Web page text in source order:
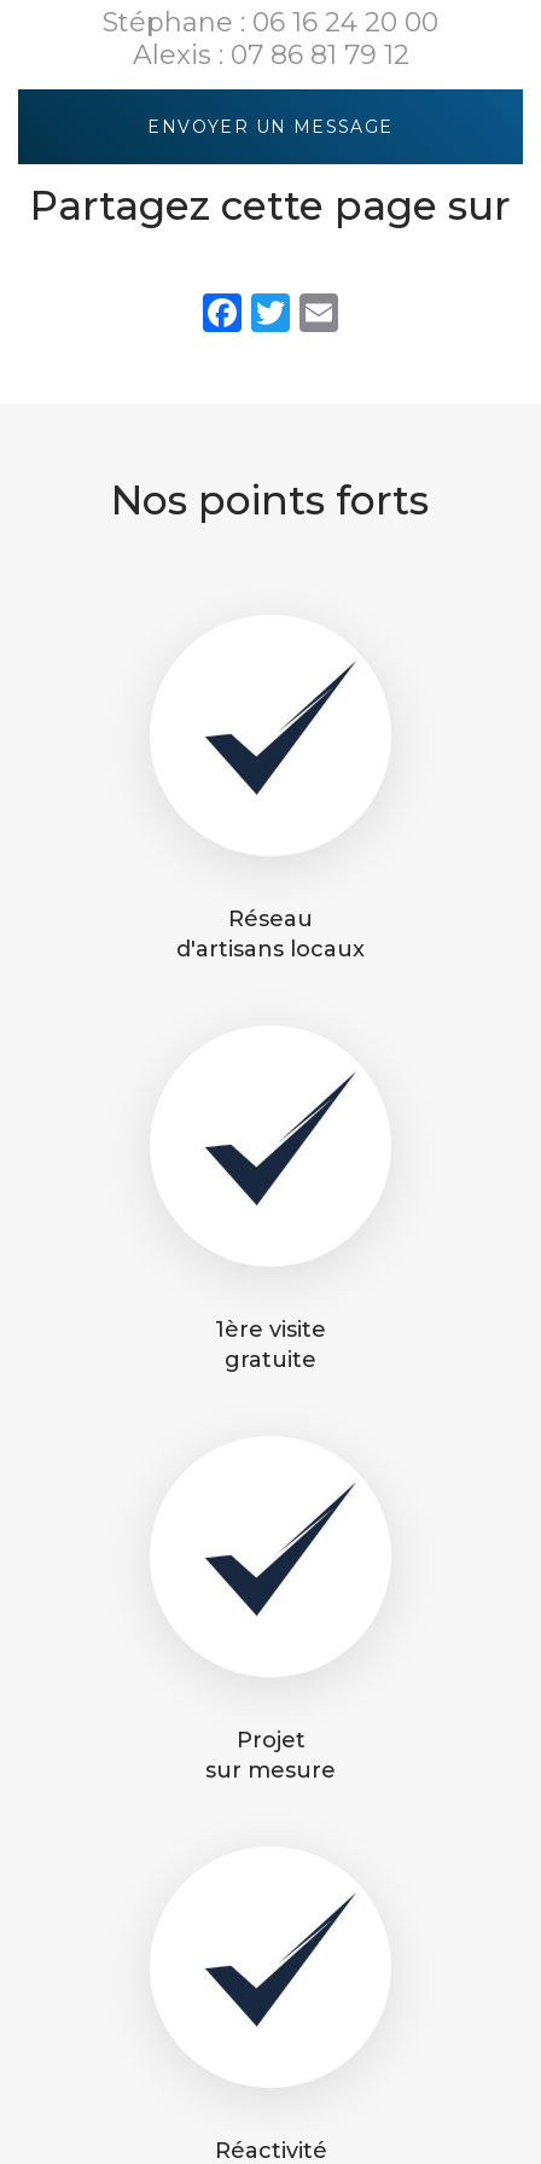
Stéphane : 06 16 24 20 00
Alexis : 07 86 81 79 12
ENVOYER UN MESSAGE
Partagez cette page sur
Facebook
Twitter
Nos points forts
Réseau
d'artisans locaux
1ère visite
gratuite
Projet
sur mesure
Réactivité